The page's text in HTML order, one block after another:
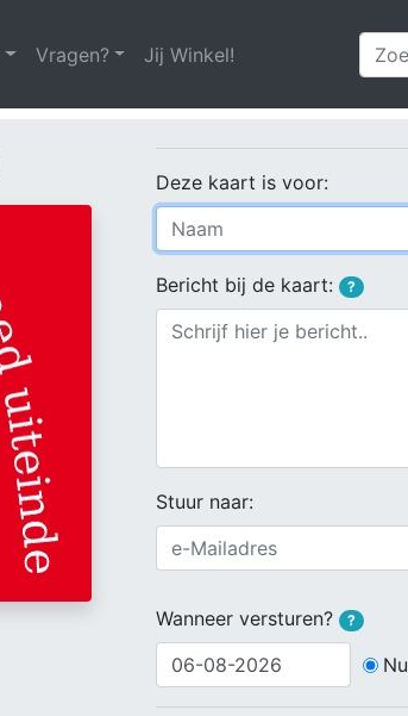
Vragen? Jij Winkel!
Deze kaart is voor:
Bericht bij de kaart: ?
Stuur naar:
Wanneer versturen?
?
Nu